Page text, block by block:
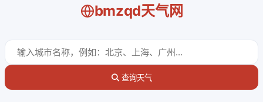
bmzqd天气网
查询天气